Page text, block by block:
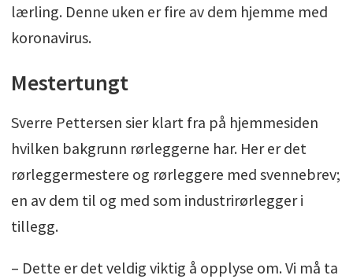
lærling. Denne uken er fire av dem hjemme med
koronavirus.
Mestertungt
Sverre Pettersen sier klart fra på hjemmesiden
hvilken bakgrunn rørleggerne har. Her er det
rørleggermestere og rørleggere med svennebrev;
en av dem til og med som industrirørlegger i
tillegg.
– Dette er det veldig viktig å opplyse om. Vi må ta